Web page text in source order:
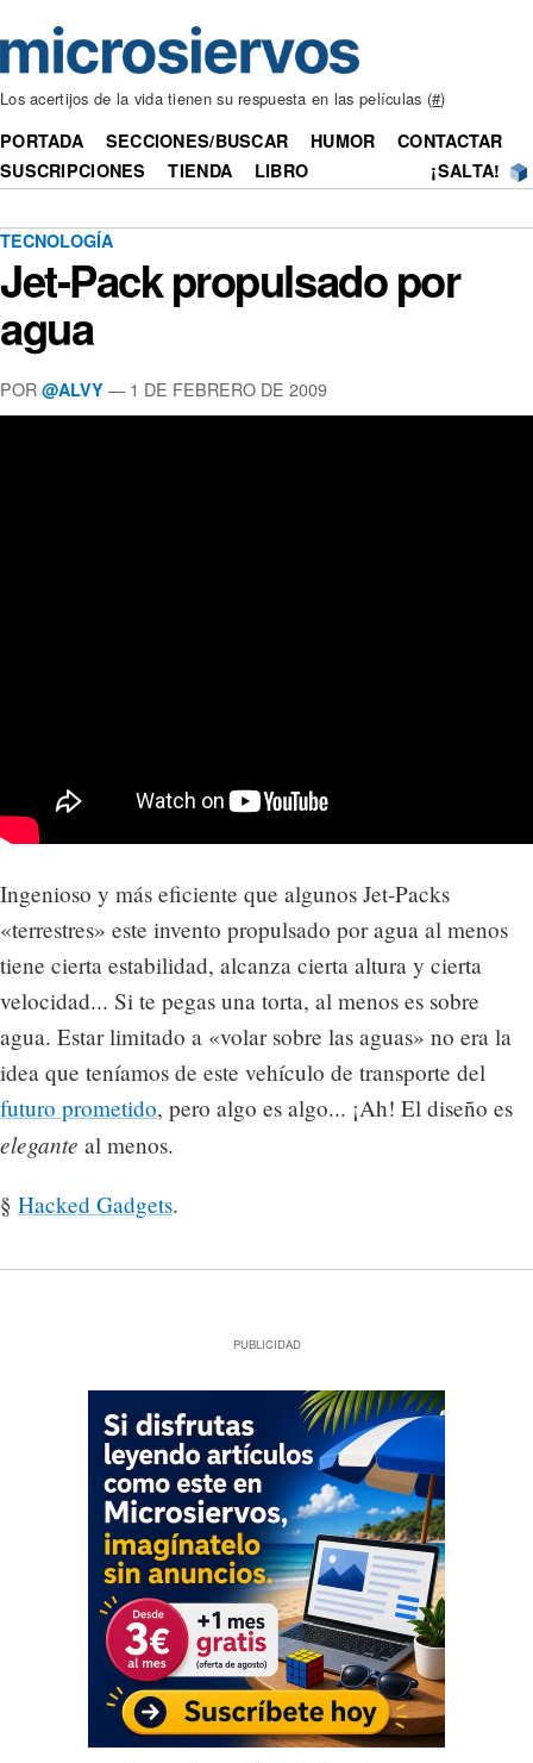
Los acertijos de la vida tienen su respuesta en las películas (#)
PORTADA SECCIONES/BUSCAR HUMOR
CONTACTAR
SUSCRIPCIONES
TIENDA LIBRO ¡SALTA!
TECNOLOGÍA
Jet-Pack propulsado por
agua
POR @ALVY — 1 DE FEBRERO DE 2009
Ingenioso y más eficiente que algunos Jet-Packs
«terrestres» este invento propulsado por agua al menos
tiene cierta estabilidad, alcanza cierta altura y cierta
velocidad... Si te pegas una torta, al menos es sobre
agua. Estar limitado a «volar sobre las aguas» no era la
idea que teníamos de este vehículo de transporte del
futuro prometido, pero algo es algo... ¡Ah! El diseño es
elegante al menos.
§ Hacked Gadgets.
PUBLICIDAD